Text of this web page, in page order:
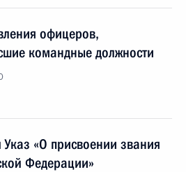
офицеров,
командные должности
Указ «О присвоении звания
Федерации»